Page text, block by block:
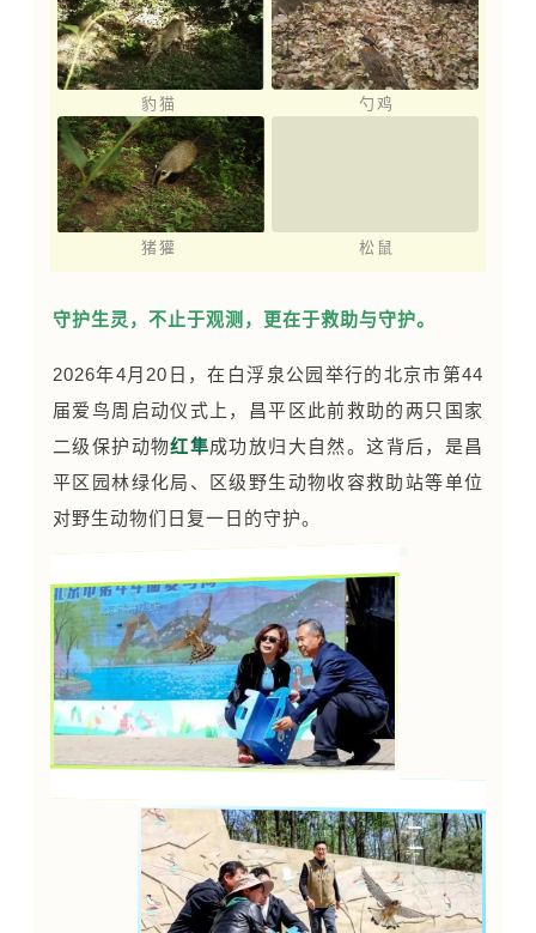
豹猫 勺鸡
猪獾 松鼠
守护生灵，不止于观测，更在于救助与守护。
2026年4月20日，在白浮泉公园举行的北京市第44
届爱鸟周启动仪式上，昌平区此前救助的两只国家
二级保护动物红隼成功放归大自然。这背后，是昌
平区园林绿化局、区级野生动物收容救助站等单位
对野生动物们日复一日的守护。